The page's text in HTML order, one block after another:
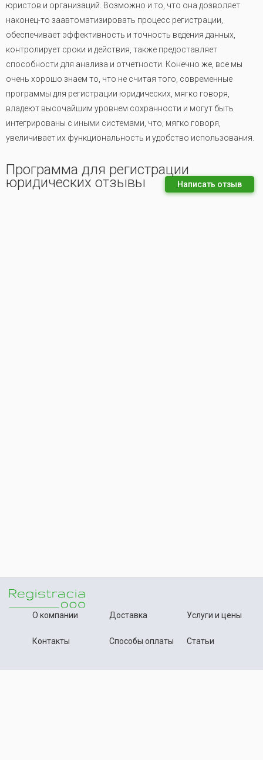
юристов и организаций. Возможно и то, что она дозволяет
наконец-то заавтоматизировать процесс регистрации,
обеспечивает эффективность и точность ведения данных,
контролирует сроки и действия, также предоставляет
способности для анализа и отчетности. Конечно же, все мы
очень хорошо знаем то, что не считая того, современные
программы для регистрации юридических, мягко говоря,
владеют высочайшим уровнем сохранности и могут быть
интегрированы с иными системами, что, мягко говоря,
увеличивает их функциональность и удобство использования.
Программа для регистрации
юридических отзывы Написать отзыв
О компании
Контакты
Доставка
Способы оплаты
Услуги и цены
Статьи